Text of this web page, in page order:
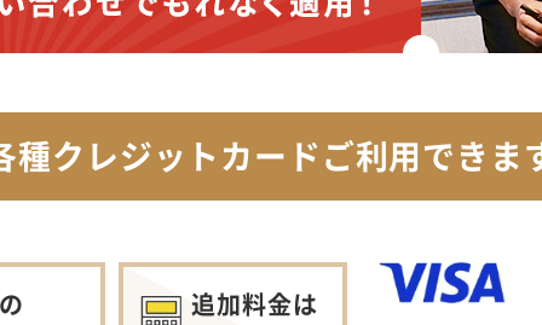
種クレジットカードご利用できま
追加料金は